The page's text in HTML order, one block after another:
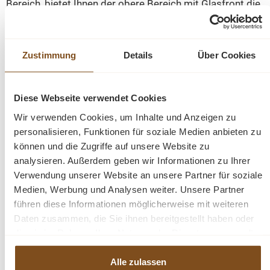
Zustimmung Details Über Cookies
Diese Webseite verwendet Cookies
Wir verwenden Cookies, um Inhalte und Anzeigen zu
personalisieren, Funktionen für soziale Medien anbieten zu
können und die Zugriffe auf unsere Website zu
analysieren. Außerdem geben wir Informationen zu Ihrer
Verwendung unserer Website an unsere Partner für soziale
Medien, Werbung und Analysen weiter. Unsere Partner
führen diese Informationen möglicherweise mit weiteren
Daten zusammen, die Sie ihnen bereitgestellt haben oder
haben.
Alle zulassen
Bereich, bietet Ihnen der obere Bereich mit Glasfront die
Möglichkeit, den Landhaus-Stil durch Wohnaccessoires
handgefertigtes Unikat. Ein schöner Landhaus Vitrinen
Schrank, der nicht nur Ihr Eigenheim in neuem Glanz
Anblick Sie auf Dauer erfreuen wird.
Maße: H/B/T: ca: 210 x 200 x 35/50 cm
Details:
Landhausstil
Farbe Grün / Eiche
Ober- und Unterteil